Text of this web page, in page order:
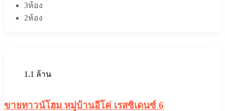
3ห้อง
2ห้อง
1.1 ล้าน
ขายทาวน์โฮม หมู่บ้านอีโค่ เรสซิเดนซ์ 6